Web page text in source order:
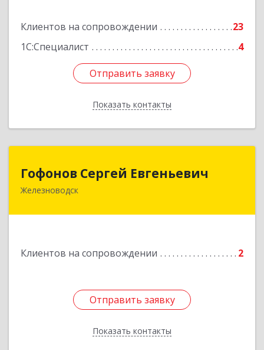
Клиентов на сопровождении
23
1С:Специалист
4
Отправить заявку
Показать контакты
Отправить заявку
Назад
Гофонов Сергей Евгеньевич
Железноводск
Клиентов на сопровождении 2
Отправить заявку
Показать контакты
Гофонов Сергей Евгеньевич
Отправить заявку
Назад